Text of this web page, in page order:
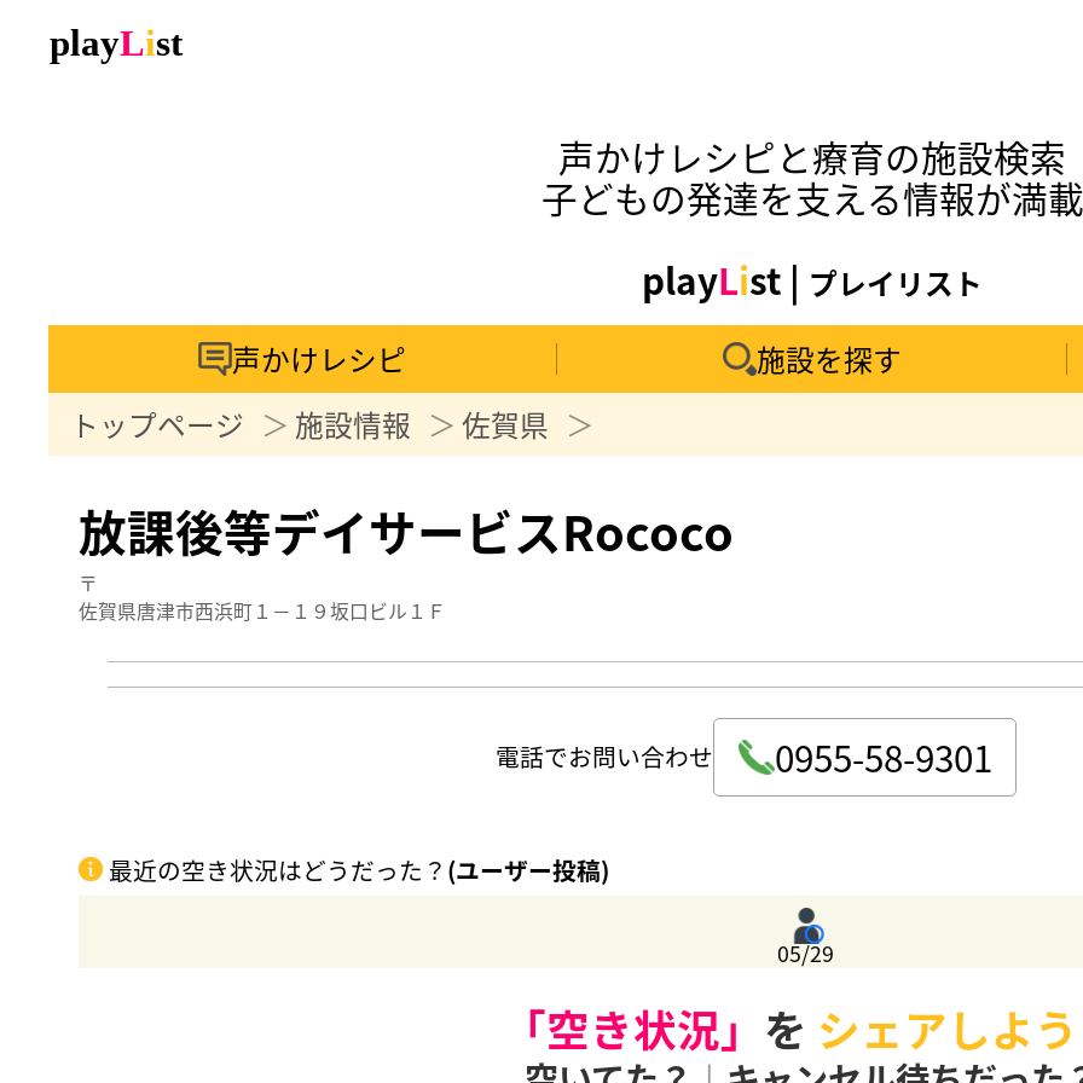
声かけレシピと療育の施設検索
子どもの発達を支える情報が満載
playList | プレイリスト
声かけレシピ
施設を探す
トップページ
施設情報 佐賀県
放課後等デイサービスRococo
〒
佐賀県唐津市西浜町１－１９坂口ビル１Ｆ
電話でお問い合わせ 0955-58-9301
最近の空き状況はどうだった？ (ユーザー投稿)
05/29
「空き状況」 を シェアしよ